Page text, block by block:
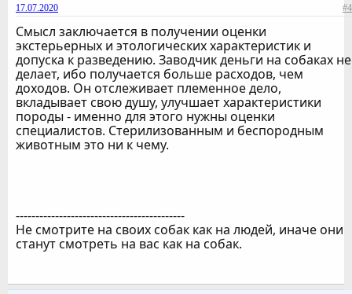
17.07.2020 #4
Смысл заключается в получении оценки
экстерьерных и этологических характеристик и
допуска к разведению. Заводчик деньги на собаках не
делает, ибо получается больше расходов, чем
доходов. Он отслеживает племенное дело,
вкладывает свою душу, улучшает характеристики
породы - именно для этого нужны оценки
специалистов. Стерилизованным и беспородным
животным это ни к чему.
-------------------------------------------
Не смотрите на своих собак как на людей, иначе они
станут смотреть на вас как на собак.